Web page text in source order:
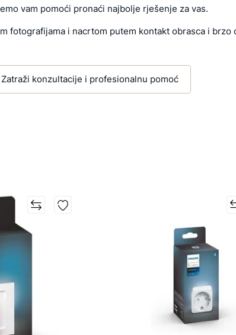
vam pomoći pronaći najbolje rješenje za vas.
fotografijama i nacrtom putem kontakt obrasca i
Zatraži konzultacije i profesionalnu pomoć